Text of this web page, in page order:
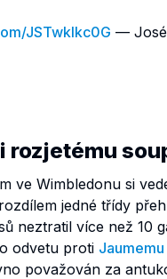
JSTwklkc0G — José
rozjetému
ve Wimbledonu si
jedné třídy
neztratil více než 10
odvetu proti
považován za